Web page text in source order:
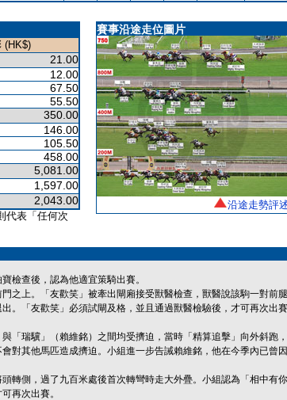
(HK$)
21.00
12.00
67.50
55.50
350.00
146.00
105.50
458.00
5,081.00
1,597.00
2,043.00
代表「任何次
賽事沿途走位圖片
沿途走勢評
檢查後，認為他適宜策騎出賽。
之上。「友歡笑」被牽出閘廂接受獸醫檢查，獸醫說該駒一對前
。「友歡笑」必須試閘及格，並且通過獸醫檢驗後，才可再次出賽
「瑞驥」（賴維銘）之間均受擠迫，當時「精算追擊」向外斜跑
對其他馬匹造成擠迫。小組進一步告誡賴維銘，他在今季內已曾
轉側，過了九百米處後首次轉彎時走大外疊。小組認為「相中有
再次出賽。